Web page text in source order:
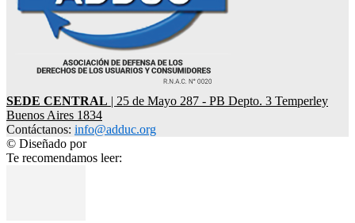
SEDE CENTRAL | 25 de Mayo 287 - PB Depto. 3 Temperley
Buenos Aires 1834
Contáctanos: info@adduc.org
© Diseñado por
Te recomendamos leer: